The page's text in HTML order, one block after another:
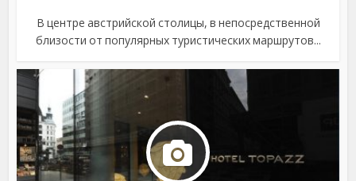
В центре австрийской столицы, в непосредственной
близости от популярных туристических маршрутов...